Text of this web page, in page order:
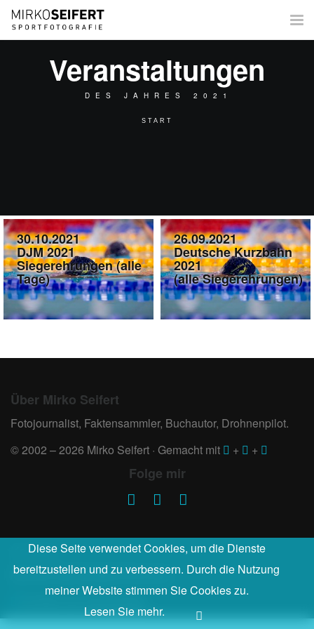
Veranstaltungen
DES JAHRES 2021
START
30.10.2021
DJM 2021
Siegerehrungen (alle
Tage)
26.09.2021
Deutsche Kurzbahn
2021
(alle Siegerehrungen)
Über Mirko Seifert
Fotojournalist, Faktensammler, Buchautor, Drohnenpilot.
© 2002 – 2026 Mirko Seifert · Gemacht mit
+ +
Folge mir
Kontakt
Nehmen Sie Kontakt mit mir auf:
Diese Seite verwendet Cookies, um die Dienste
bereitzustellen und zu verbessern. Durch die Nutzung
meiner Website stimmen Sie Cookies zu.
Lesen Sie mehr.